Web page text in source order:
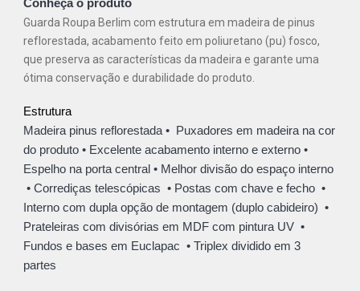
Conheça o produto
Guarda Roupa Berlim com estrutura em madeira de pinus
reflorestada, acabamento feito em poliuretano (pu) fosco,
que preserva as características da madeira e garante uma
ótima conservação e durabilidade do produto.
Estrutura
Madeira pinus reflorestada• Puxadores em madeira na cor
do produto • Excelente acabamento interno e externo•
Espelho na porta central• Melhor divisão do espaço interno
• Corrediças telescópicas • Postas com chave e fecho •
Interno com dupla opção de montagem (duplo cabideiro) •
Prateleiras com divisórias em MDF com pintura UV •
Fundos e basesem Euclapac • Triplex dividido em 3
partes